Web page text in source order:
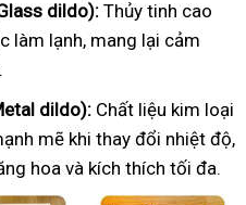
dildo): Thủy tinh cao
làm lạnh, mang lại cảm
dildo): Chất liệu kim loại
mẽ khi thay đổi nhiệt độ,
hoa và kích thích tối đa.